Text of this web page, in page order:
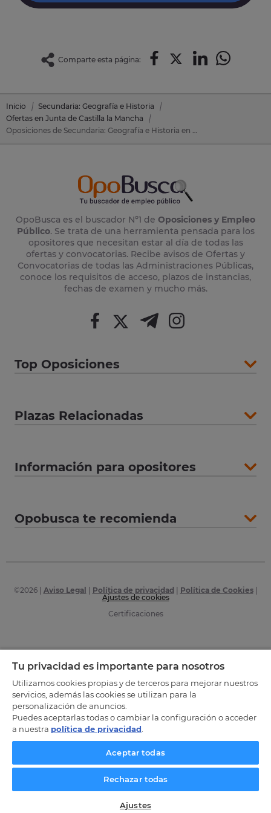
Comparte esta página:
Inicio
Secundaria: Geografía e Historia
Ofertas en Junta de Castilla la Mancha
Oposiciones de Secundaria: Geografía e Historia en Junta de Castilla la Mancha
OpoBusca es el buscador Nº1 de Oposiciones y Empleo
Público. Se trata de una herramienta pensada para los
opositores que necesitan estar al día de todas las
ofertas y convocatorias. Recibe avisos de Ofertas y
Convocatorias de todas las Administraciones Públicas,
conoce los requisitos de acceso, plazos de instancias,
fechas de examen y mucho más.
Top Oposiciones
Plazas Relacionadas
Información para opositores
Opobusca te recomienda
©2026| Aviso Legal Política de privacidad Política de Cookies|
Ajustes de cookies
Certificaciones
Tu privacidad es importante para nosotros
Utilizamos cookies propias y de terceros para mejorar nuestros
servicios, además las cookies se utilizan para la
personalización de anuncios.
Puedes aceptarlas todas o cambiar la configuración o acceder
a nuestra política de privacidad
Aceptar todas
Rechazar todas
Ajustes
SOLICITA INFORMACIÓN